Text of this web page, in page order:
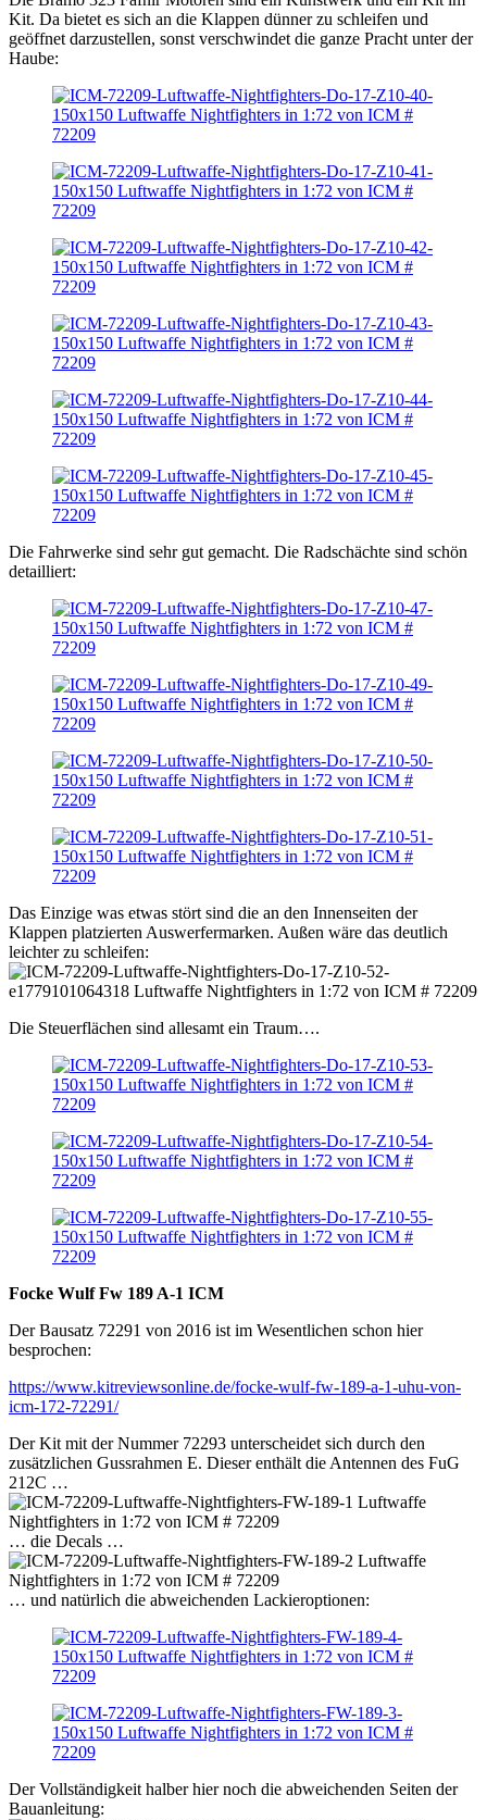
Kit. Da bietet es sich an die Klappen dünner zu schleifen und
geöffnet darzustellen, sonst verschwindet die ganze Pracht unter der
Haube:
Die Fahrwerke sind sehr gut gemacht. Die Radschächte sind schön
detailliert:
Das Einzige was etwas stört sind die an den Innenseiten der
Klappen platzierten Auswerfermarken. Außen wäre das deutlich
leichter zu schleifen:
Die Steuerflächen sind allesamt ein Traum….
Focke Wulf Fw 189 A-1 ICM
Der Bausatz 72291 von 2016 ist im Wesentlichen schon hier
besprochen:
https://www.kitreviewsonline.de/focke-wulf-fw-189-a-1-uhu-von-
icm-172-72291/
Der Kit mit der Nummer 72293 unterscheidet sich durch den
zusätzlichen Gussrahmen E. Dieser enthält die Antennen des FuG
212C …
… die Decals …
… und natürlich die abweichenden Lackieroptionen:
Der Vollständigkeit halber hier noch die abweichenden Seiten der
Bauanleitung: